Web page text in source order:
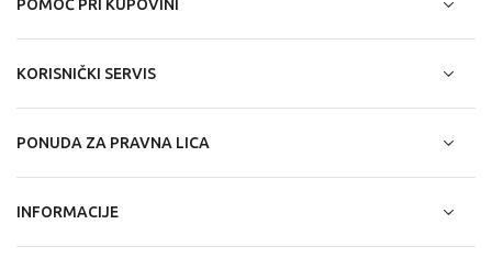
POMOĆ PRI KUPOVINI
KORISNIČKI SERVIS
PONUDA ZA PRAVNA LICA
INFORMACIJE